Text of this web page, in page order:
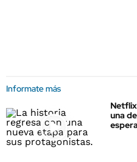
Informate más
una